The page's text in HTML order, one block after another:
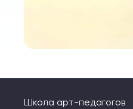
Школа арт-педагогов